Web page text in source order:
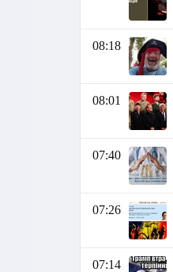
08:18
08:01
07:40
07:26
07:14